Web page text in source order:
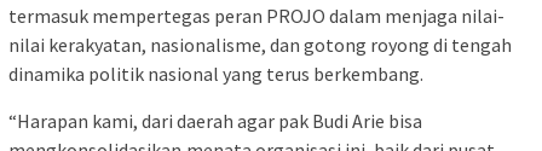
termasuk mempertegas peran PROJO dalam menjaga nilai-
nilai kerakyatan, nasionalisme, dan gotong royong di tengah
dinamika politik nasional yang terus berkembang.
“Harapan kami, dari daerah agar pak Budi Arie bisa